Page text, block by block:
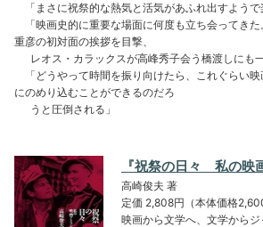
「まさに祝祭的な熱気と活気があふれ出すようで
「映画史的に重要な場面に何度も立ち会ってき
重彦の初対面の挨拶を目撃、
レオス・カラックスが高峰秀子会う橋渡しにも一
「どうやって時間を振り向けたら、これぐらい
にのめり込むことができるのだろ
うと圧倒される」
『祝祭の日々 私の映
高崎俊夫 著
定価 2,808円（本体価格
映画から文学へ、文学から